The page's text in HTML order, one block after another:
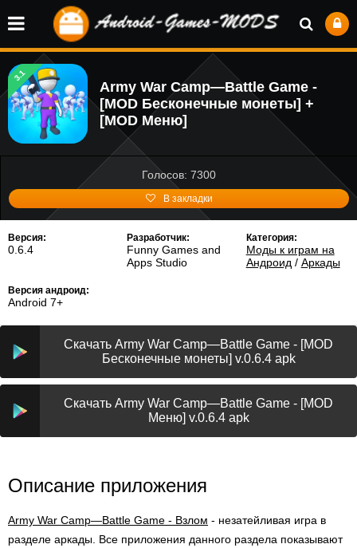
3.1
Army War Camp—Battle Game -
[MOD Бесконечные монеты] +
[MOD Меню]
Голосов: 7300
В закладки
Версия:
0.6.4
Разработчик:
Funny Games and
Apps Studio
Категория:
Моды к играм на
Андроид / Аркады
Версия андроид:
Android 7+
Скачать Army War Camp—Battle Game - [MOD
Бесконечные монеты] v.0.6.4 apk
Скачать Army War Camp—Battle Game - [MOD
Меню] v.0.6.4 apk
Описание приложения
Army War Camp—Battle Game - Взлом - незатейливая игра в
разделе аркады. Все приложения данного раздела показывают